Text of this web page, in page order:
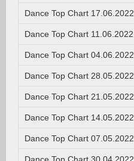
Dance Top Chart 17.06.2022.
Dance Top Chart 11.06.2022.
Dance Top Chart 04.06.2022.
Dance Top Chart 28.05.2022.
Dance Top Chart 21.05.2022.
Dance Top Chart 14.05.2022.
Dance Top Chart 07.05.2022.